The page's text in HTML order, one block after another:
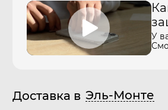
У
Доставка в Эль-Монте